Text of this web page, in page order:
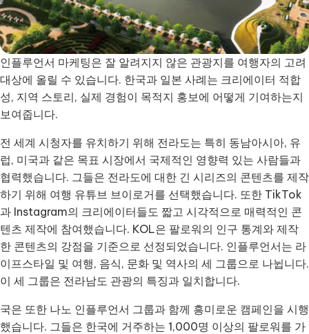
인플루언서 마케팅은 잘 알려지지 않은 관광지를 여행자의 고려
대상에 올릴 수 있습니다. 한국과 일본 사례는 크리에이터 적합
성, 지역 스토리, 실제 경험이 목적지 홍보에 어떻게 기여하는지
보여줍니다.
전 세계 시청자를 유치하기 위해 전라도는 특히 동남아시아, 유
럽, 미국과 같은 목표 시장에서 국제적인 영향력 있는 사람들과
협력했습니다. 그들은 전라도에 대한 긴 시리즈의 콘텐츠를 제작
하기 위해 여행 유튜브 브이로거를 선택했습니다. 또한 TikTok
과 Instagram의 크리에이터들도 짧고 시각적으로 매력적인 콘
텐츠 제작에 참여했습니다. KOL은 팔로워의 인구 통계와 제작
한 콘텐츠의 강점을 기준으로 선정되었습니다. 인플루언서는 라
이프스타일 및 여행, 음식, 문화 및 역사의 세 그룹으로 나뉩니다.
이 세 그룹은 전라남도 관광의 특징과 일치합니다.
국은 또한 나노 인플루언서 그룹과 함께 흥미로운 캠페인을 시행
했습니다. 그들은 한국에 거주하는 1,000명 이상의 팔로워를 가